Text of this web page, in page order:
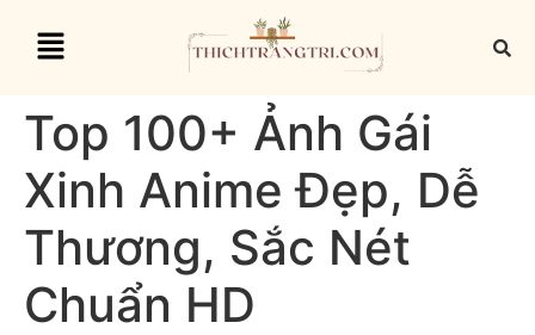
Top 100+ Ảnh Gái
Xinh Anime Đẹp, Dễ
Thương, Sắc Nét
Chuẩn HD